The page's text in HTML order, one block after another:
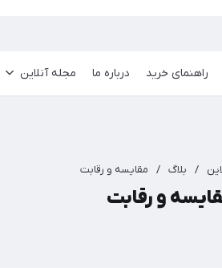
راهنمای خرید درباره ما مجله آنلاین
/ بلاگ / مقایسه و رقابت
و رقابت